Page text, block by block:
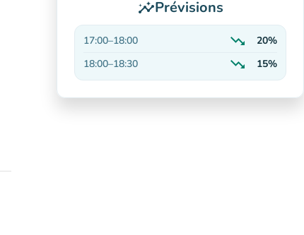
insightsPrévisions
17:00–18:00 trending_down
20%
18:00–18:30 trending_down
En baisse
15%